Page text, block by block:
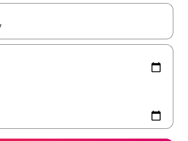
s'affichent, utilisez les flèches vers le